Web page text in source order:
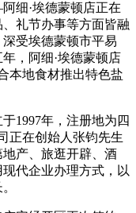
细·埃德蒙顿店正在
礼节办事等方面皆融
受埃德蒙顿市平易
，阿细·埃德蒙顿店
本地食材推出特色盐
1997年，注册地为四
正在创始人张钧先生
产、旅逛开辟、酒
代企业办理方式，以